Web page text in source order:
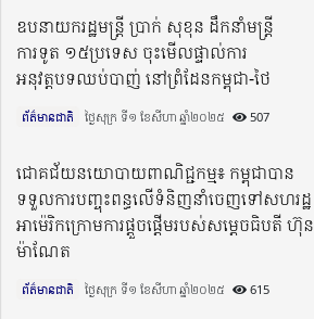
ឧបនាយករដ្ឋមន្រ្តី ប្រាក់ សុខុន ដឹកនាំមន្រ្តី
ការទូត ១៥ប្រទេស ចុះមើលផ្ទាល់ការ
អនុវត្តបទឈប់បាញ់ នៅព្រំដែនកម្ពុជា-ថៃ
ព័ត៌មានជាតិ ថ្ងៃសុក្រ ទី១ ខែសីហា ឆ្នាំ២០២៥​ 507
ជោគជ័យនយោបាយពាណិជ្ជកម្ម៖ កម្ពុជាបាន
ទទួលការបញ្ចុះពន្ធលើទំនិញនាំចេញទៅសហរដ្ឋ
អាម៉េរិកក្រោមការផ្ដួចផ្ដើមរបស់សម្តេចធិបតី ហ៊ុន
ម៉ាណែត
ព័ត៌មានជាតិ ថ្ងៃសុក្រ ទី១ ខែសីហា ឆ្នាំ២០២៥​ 615